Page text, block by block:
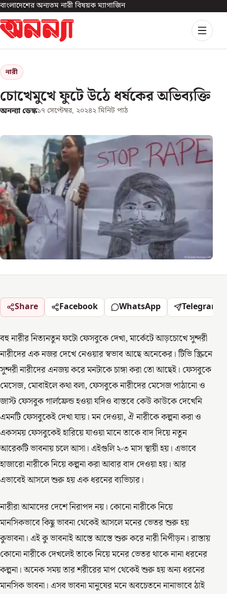
বাংলাদেশের অন্যতম নারী বিষয়ক ম্যাগাজিন
নারী
চোখেমুখে ফুটে উঠে ধর্ষকের অভিব্যক্তি
অনন্যা ডেস্ক১৭ সেপ্টেম্বর, ২০২৪২ মিনিট পাঠ
Share Facebook WhatsApp Telegram
বহু নারীর নিত্যনতুন ফটো ফেসবুকে দেখা, মার্কেটে আড়চোখে সুন্দরী
নারীদের এক নজর দেখে নেওয়ার স্বভাব আছে অনেকের। টিভি স্ক্রিনে
সুন্দরী নারীদের এনজয় করে মনটাকে চাঙ্গা করা তো আছেই। ফেসবুকে
মেসেজ, মোবাইলে কথা বলা, ফেসবুকে নারীদের মেসেজ পাঠানো ও
জাস্ট ফেসবুক গার্লফ্রেন্ড হওয়া যদিও বাস্তবে কেউ কাউকে দেখেনি
এমনটি ফেসবুকেই দেখা যায়। মন দেওয়া, ঐ নারীকে কল্পনা করা ও
একসময় ফেসবুকেই হারিয়ে যাওয়া মানে তাকে বাদ দিয়ে নতুন
আরেকটি ভাবনায় চলে আসা। এইগুলি ২-৩ মাস স্থায়ী হয়। এভাবে
হাজারো নারীকে নিয়ে কল্পনা করা আবার বাদ দেওয়া হয়। আর
এভাবেই আসলে শুরু হয় এক ধরনের ব্যভিচার।
নারীরা আমাদের দেশে নিরাপদ নয়। কোনো নারীকে নিয়ে
মানসিকভাবে কিছু ভাবনা থেকেই আসলে মনের ভেতর শুরু হয়
কুভাবনা। এই কু ভাবনাই আস্তে আস্তে শুরু করে নারী নিপীড়ন। রাস্তায়
কোনো নারীকে দেখলেই তাকে নিয়ে মনের ভেতর থাকে নানা ধরনের
কল্পনা। অনেক সময় তার শরীরের মাপ থেকেই শুরু হয় অন্য ধরনের
মানসিক ভাবনা। এসব ভাবনা মানুষের মনে অবচেতনে নানাভাবে ঠাই